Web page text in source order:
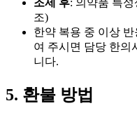
조제 후: 의약품 특
조)
한약 복용 중 이상
여 주시면 담당 한의
니다.
5. 환불 방법